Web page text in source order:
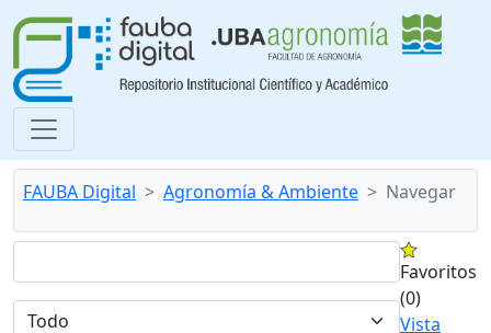
FAUBA Digital Agronomía & Ambiente Navegar
Favoritos
(0)
Vista